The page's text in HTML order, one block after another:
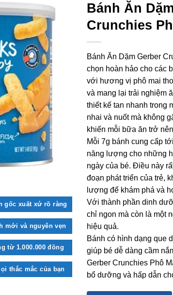
gốc xuất xứ rõ ràng
mới và nguyên vẹn
từ 1.000.000 đồng
thắc mắc của bạn
Bánh Ăn
Crunchies
Bánh Ăn Dặm Gerber
chọn hoàn hảo cho các
với hương vị phô mai
và mang lại trải nghiệm
thiết kế tan nhanh trong
nhai và nuốt mà không
khiến mỗi bữa ăn trở
Mỗi 7g bánh cung cấp
năng lượng cho những
ngày của bé. Điều này
đoạn phát triển của trẻ,
lượng để khám phá và
Với thành phần dinh
chỉ ngon mà còn là một
hiệu quả.
Bánh có hình dạng que
giúp bé dễ dàng cầm
Gerber Crunchies Phô
bổ dưỡng và hấp dẫn